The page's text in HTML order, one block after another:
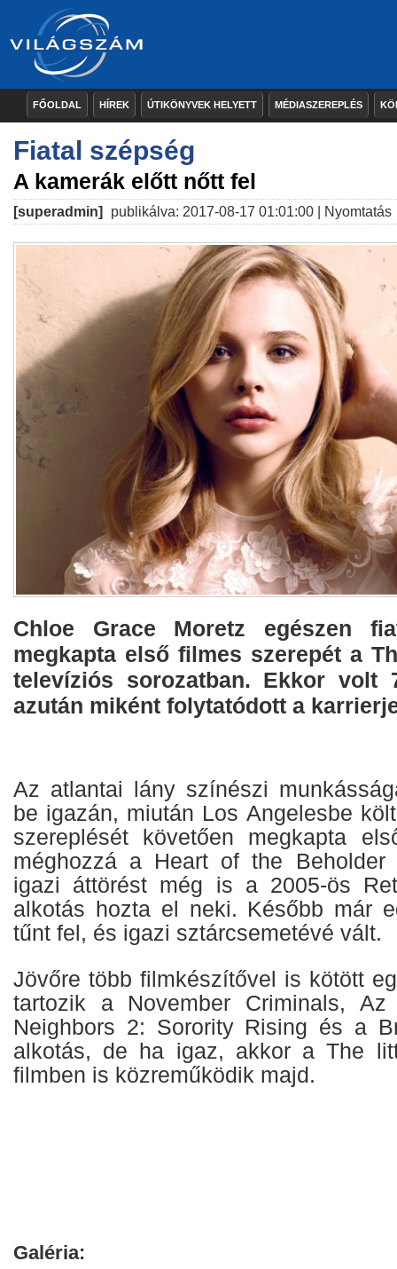
FŐOLDAL HÍREK ÚTIKÖNYVEK HELYETT MÉDIASZEREPLÉS
Fiatal szépség
A kamerák előtt nőtt fel
[superadmin] publikálva: 2017-08-17 01:01:00 | Nyomtatás
Chloe Grace Moretz egészen
megkapta első filmes szerepét a
televíziós sorozatban. Ekkor volt
azután miként folytatódott a
Az atlantai lány színészi
be igazán, miután Los Angelesbe
szereplését követően megkapta
méghozzá a Heart of the
igazi áttörést még is a 2005-ös
alkotás hozta el neki. Később már
tűnt fel, és igazi sztárcsemetévé vált.
Jövőre több filmkészítővel is kötött
tartozik a November Criminals,
Neighbors 2: Sorority Rising és a
alkotás, de ha igaz, akkor a The
filmben is közreműködik majd.
Galéria: